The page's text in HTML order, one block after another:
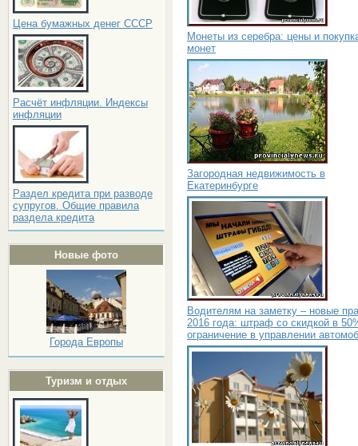
Цена бумажных денег СССР
Расчёт инфляции. Индексы
инфляции
Раздел кредита при разводе
супругов. Общие правила
раздела кредита
Новые фото
Города Европы
Туризм и отдых
Монеты из серебра: цены и
монет
Загородная недвижимость в
Екатеринбурге
Водителям на заметку – новые
2016 года: штраф со скидкой в
ограничение в управлении